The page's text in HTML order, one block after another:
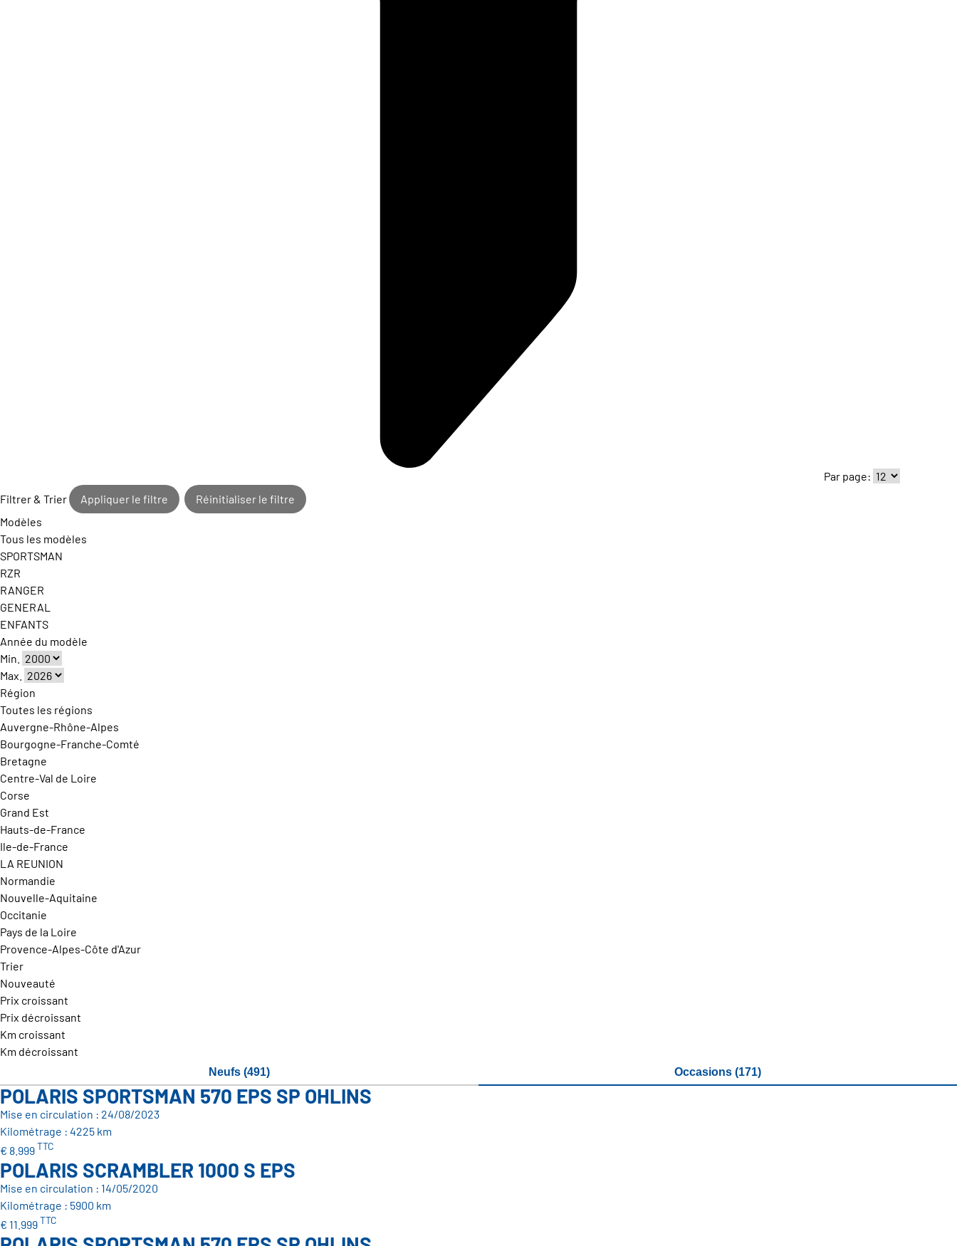
Par page:
Filtrer & Trier
Appliquer le filtre
Réinitialiser le filtre
Modèles
Tous les modèles
SPORTSMAN
RZR
RANGER
GENERAL
ENFANTS
Année du modèle
Min.
Max.
Région
Toutes les régions
Auvergne-Rhône-Alpes
Bourgogne-Franche-Comté
Bretagne
Centre-Val de Loire
Corse
Grand Est
Hauts-de-France
Ile-de-France
LA REUNION
Normandie
Nouvelle-Aquitaine
Occitanie
Pays de la Loire
Provence-Alpes-Côte d'Azur
Trier
Nouveauté
Prix croissant
Prix décroissant
Km croissant
Km décroissant
Neufs (491) Occasions (171)
POLARIS SPORTSMAN 570 EPS SP OHLINS
Mise en circulation : 24/08/2023
Kilométrage : 4225 km
€ 8.999TTC
POLARIS SCRAMBLER 1000 S EPS
Mise en circulation : 14/05/2020
Kilométrage : 5900 km
€ 11.999TTC